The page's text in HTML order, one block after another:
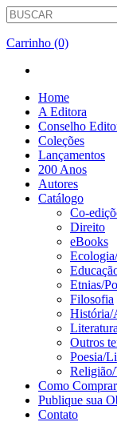
Carrinho (0)
Home
A Editora
Conselho
Coleções
Lançamentos
200 Anos
Autores
Catálogo
Co-
Direito
eBooks
Etnias/
Filosofia
História/
Outros
Poesia/
Como Comprar
Publique sua
Contato